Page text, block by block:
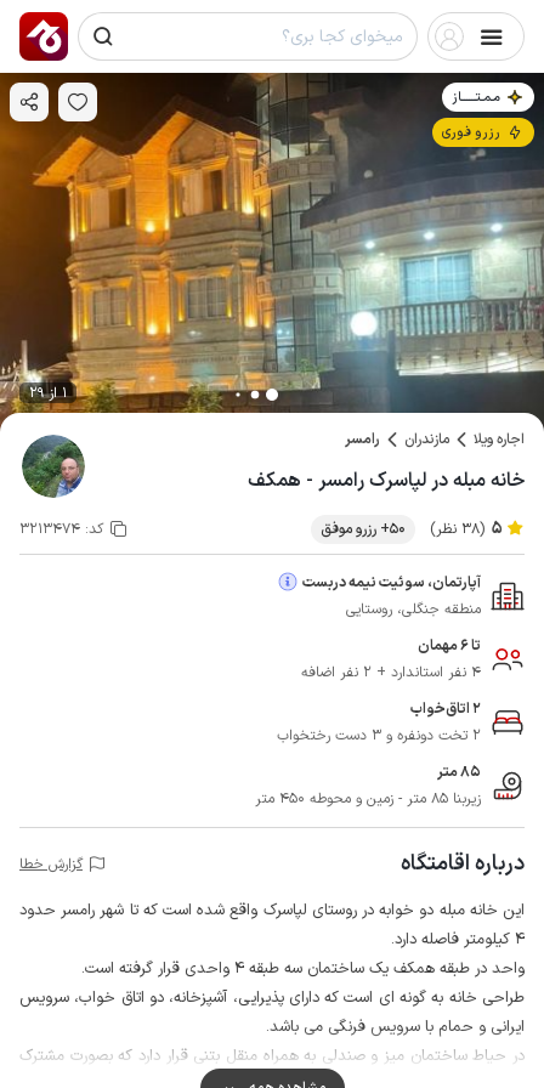
مـمـتــــــاز
رزرو فوری
1 از 29
اجاره ویلا مازندران رامسر
خانه مبله در لپاسرک رامسر - همکف
5 (38 نظر) 50+ رزرو موفق کد: 3213474
آپارتمان، سوئیت نیمه دربست
منطقه جنگلی، روستایی
تا 6 مهمان
4 نفر استاندارد + 2 نفر اضافه
2 اتاق‌خواب
2 تخت دونفره و 3 دست رختخواب
85 متر
زیربنا 85 متر - زمین و محوطه 450 متر
درباره اقامتگاه گزارش خطا
این خانه مبله دو خوابه در روستای لپاسرک واقع شده است که تا شهر رامسر حدود
4 کیلومتر فاصله دارد.
واحد در طبقه همکف یک ساختمان سه طبقه 4 واحدی قرار گرفته است.
طراحی خانه به گونه ای است که دارای پذیرایی، آشپزخانه، دو اتاق خواب، سرویس
ایرانی و حمام با سرویس فرنگی می باشد.
در حیاط ساختمان میز و صندلی به همراه منقل بتنی قرار دارد که بصورت مشترک